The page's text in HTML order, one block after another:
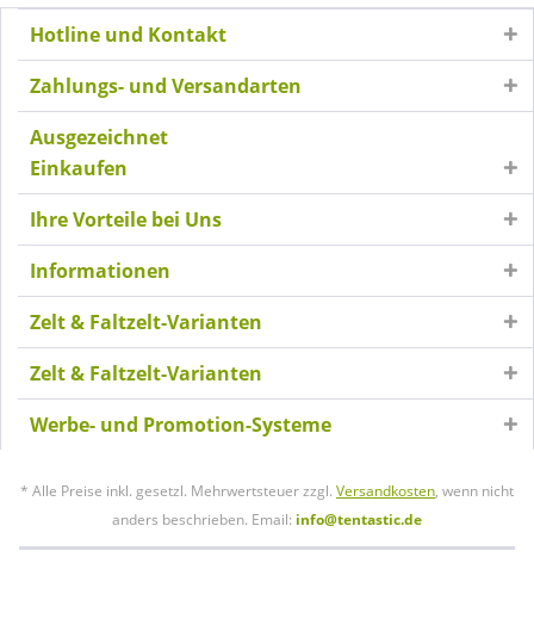
Hotline und Kontakt
Zahlungs- und Versandarten
Ausgezeichnet
Einkaufen
Ihre Vorteile bei Uns
Informationen
Zelt & Faltzelt-Varianten
Zelt & Faltzelt-Varianten
Werbe- und Promotion-Systeme
* Alle Preise inkl. gesetzl. Mehrwertsteuer zzgl. Versandkosten, wenn nicht
anders beschrieben. Email: info@tentastic.de